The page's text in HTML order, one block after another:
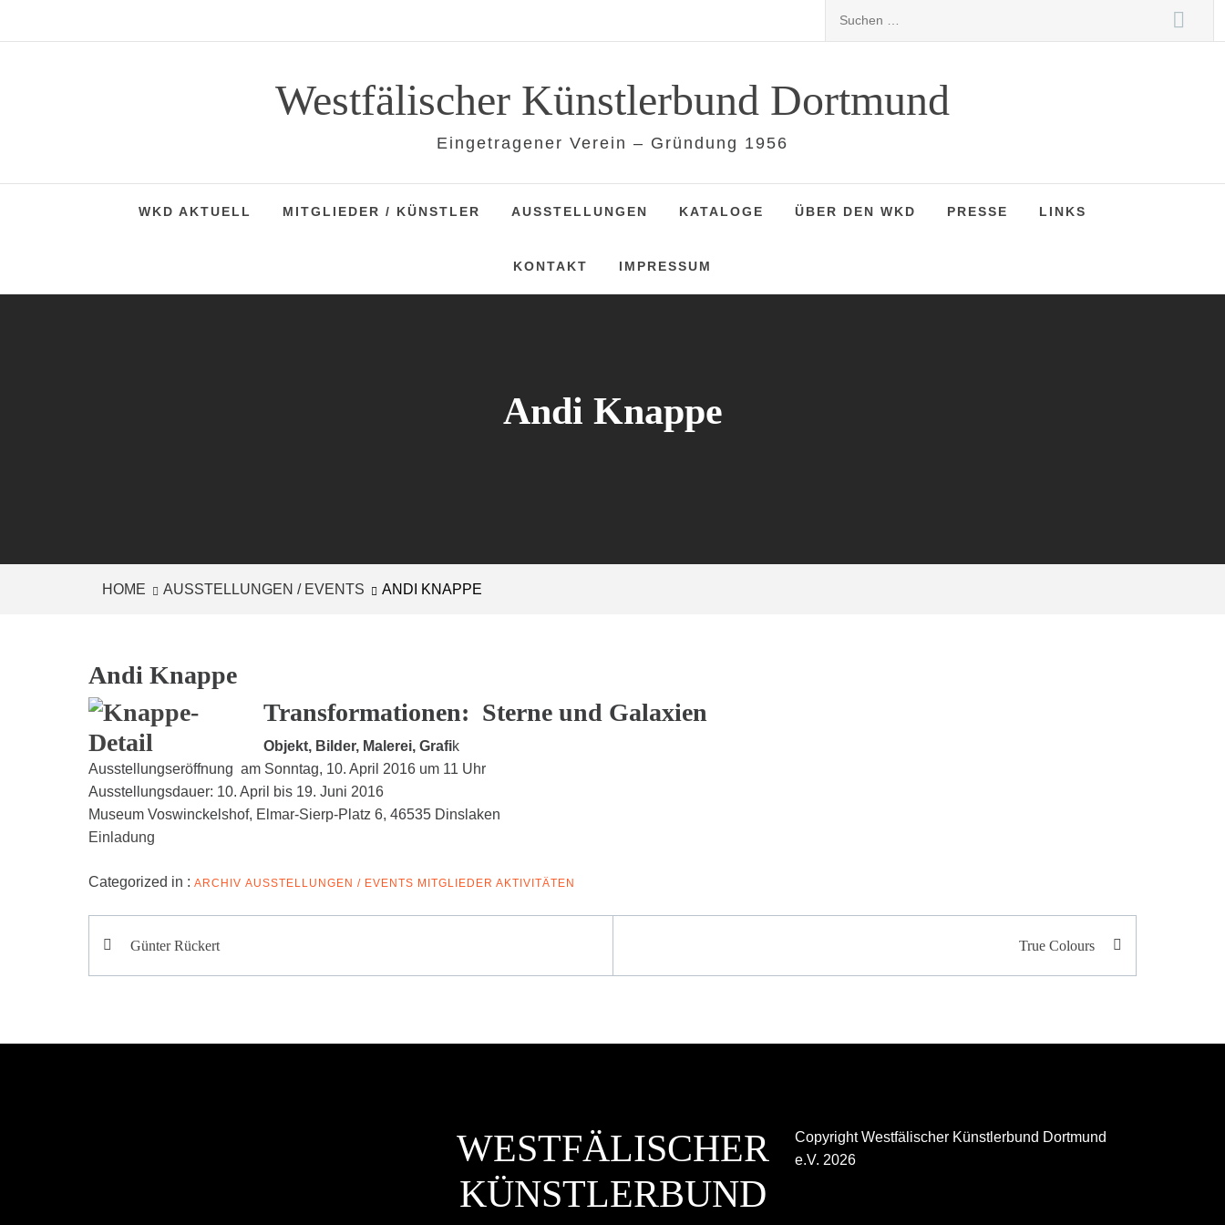
Westfälischer Künstlerbund Dortmund
Eingetragener Verein – Gründung 1956
WKD AKTUELL MITGLIEDER / KÜNSTLER AUSSTELLUNGEN KATALOGE ÜBER DEN WKD PRESSE LINKS
KONTAKT IMPRESSUM
Andi Knappe
HOME AUSSTELLUNGEN / EVENTS ANDI KNAPPE
Andi Knappe
Transformationen: Sterne und Galaxien
Objekt, Bilder, Malerei, Grafik
Ausstellungseröffnung am Sonntag, 10. April 2016 um 11 Uhr
Ausstellungsdauer: 10. April bis 19. Juni 2016
Museum Voswinckelshof, Elmar-Sierp-Platz 6, 46535 Dinslaken
Einladung
Categorized in : ARCHIV AUSSTELLUNGEN / EVENTS MITGLIEDER AKTIVITÄTEN
Beitragsnavigation
Günter Rückert True Colours
WESTFÄLISCHER
KÜNSTLERBUND
Copyright Westfälischer Künstlerbund Dortmund
e.V. 2026